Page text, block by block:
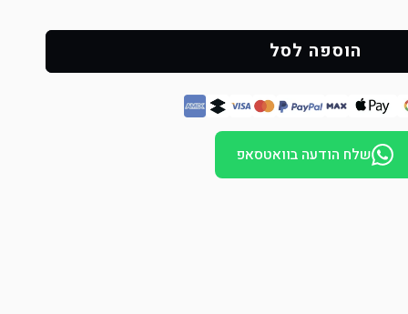
הוספה לסל
שלח הודעה בוואטסאפ